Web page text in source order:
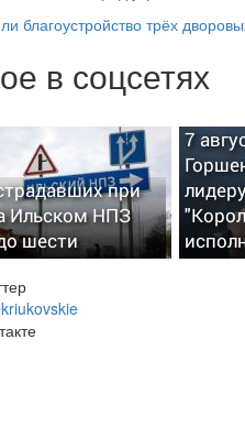
благоустройство трёх
в соцсетях
при
Ильском НПЗ
шести
7